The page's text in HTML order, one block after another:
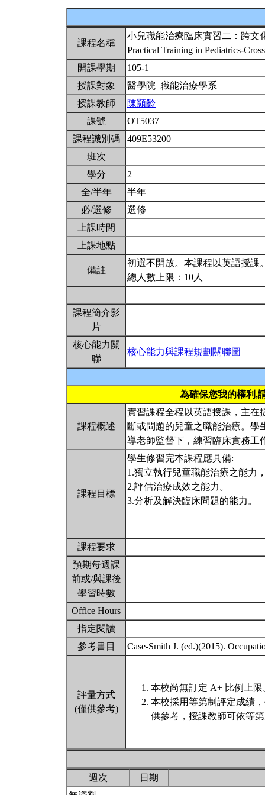
課程名稱
小兒職能治療臨床實習二：跨文
Practical Training in Pediatrics-
開課學期
105-1
授課對象
醫學院 職能治療學系
授課教師
陳顥齡
課號
OT5037
課程識別碼
409E53200
班次
學分
2
全/半年
半年
必/選修
選修
上課時間
上課地點
備註
初選不開放。本課程以英語授課
總人數上限：10人
課程簡介影
片
核心能力關
聯
核心能力與課程規劃關聯圖
為確保您我的權利,
課程概述
實習課程全程以英語授課，主在
斷或問題的兒童之職能治療。學
導老師監督下，練習臨床實務工
課程目標
學生修習完本課程應具備:
1.獨立執行兒童職能治療之能力
2.評估治療成效之能力。
3.分析及解決臨床問題的能力。
課程要求
預期每週課
前或/與課後
學習時數
Office Hours
指定閱讀
參考書目
Case-Smith J. (ed.)(2015).
評量方式
(僅供參考)
本校尚無訂定 A+ 比例上限
本校採用等第制評定成績
供參考，授課教師可依等
週次
日期